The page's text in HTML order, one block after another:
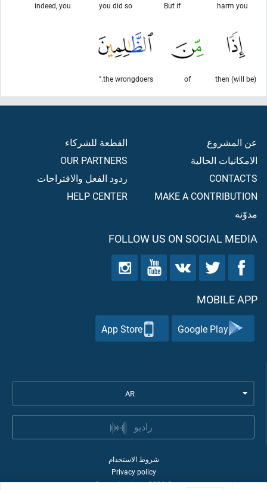
harm you.
But if
you did so
indeed, you
then (will be)
of
the wrongdoers."
عن المشروع
الامكانيات الحالية
CONTACTS
MAKE A CONTRIBUTION
مدوّنه
القطعة للشركاء
OUR PARTNERS
ردود الفعل والاقتراحات
HELP CENTER
FOLLOW US ON SOCIAL MEDIA
MOBILE APP
Google Play
App Store
AR
راديو
شروط الاستخدام
Privacy policy
©
2026
Quran Academy